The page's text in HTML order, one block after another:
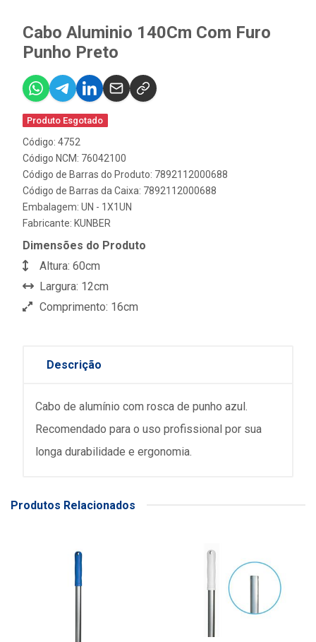
Cabo Aluminio 140Cm Com Furo
Punho Preto
Produto Esgotado
Código: 4752
Código NCM: 76042100
Código de Barras do Produto: 7892112000688
Código de Barras da Caixa: 7892112000688
Embalagem: UN - 1X1UN
Fabricante: KUNBER
Dimensões do Produto
Altura: 60cm
Largura: 12cm
Comprimento: 16cm
Descrição
Cabo de alumínio com rosca de punho azul.
Recomendado para o uso profissional por sua
longa durabilidade e ergonomia.
Produtos Relacionados